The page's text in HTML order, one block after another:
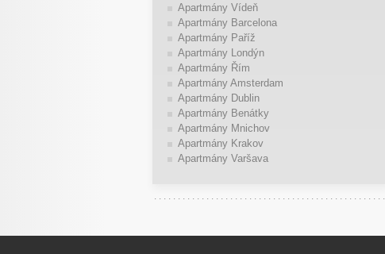
Apartmány Vídeň
Apartmány Barcelona
Apartmány Paříž
Apartmány Londýn
Apartmány Řím
Apartmány Amsterdam
Apartmány Dublin
Apartmány Benátky
Apartmány Mnichov
Apartmány Krakov
Apartmány Varšava